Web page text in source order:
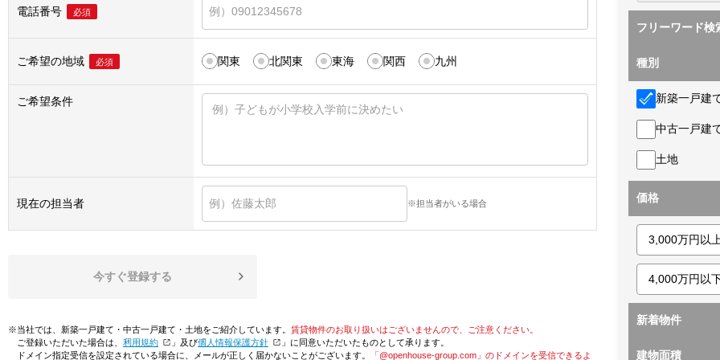
電話番号 必須
ご希望の地域 必須 関東 北関東 東海 関西 九州
ご希望条件
現在の担当者 ※担当者がいる場合
今すぐ登録する
※当社では、新築一戸建て・中古一戸建て・土地をご紹介しています。 賃貸物件のお取り扱いはございませんので、ご注意ください。
ご登録いただいた場合は、「利用規約 」及び「個人情報保護方針
」に同意いただいたものとして承ります。
ドメイン指定受信を設定されている場合に、メールが正しく届かないことがございます。
「@openhouse-group.com」のドメインを受信できるよ
フリーワード検
種別
新築一戸建
中古一戸建
土地
価格
新着物件
建物面積